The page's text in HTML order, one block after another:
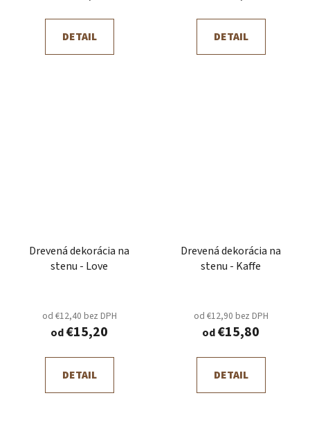
DETAIL DETAIL
Drevená dekorácia na
stenu - Love
od €12,40 bez DPH
od€15,20
DETAIL
Drevená dekorácia na
stenu - Kaffe
od €12,90 bez DPH
od€15,80
DETAIL